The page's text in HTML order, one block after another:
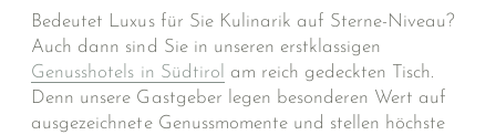
Bedeutet Luxus für Sie Kulinarik auf Sterne-Niveau?
Auch dann sind Sie in unseren erstklassigen
Genusshotels in Südtirol am reich gedeckten Tisch.
Denn unsere Gastgeber legen besonderen Wert auf
ausgezeichnete Genussmomente und stellen höchste